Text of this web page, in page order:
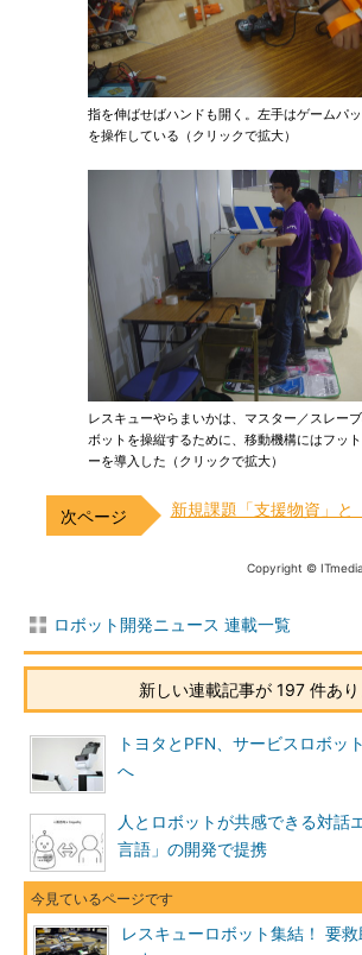
指を伸ばせばハンドも開く。左手はゲームパ
を操作している（クリックで拡大）
レスキューやらまいかは、マスター／スレー
ボットを操縦するために、移動機構にはフッ
ーを導入した（クリックで拡大）
新規課題「支援物資」と
Copyright ©
ロボット開発ニュース 連載一覧
新しい連載記事が 197 件あ
トヨタとPFN、サービスロボッ
へ
人とロボットが共感できる対話
言語」の開発で提携
レスキューロボット集結！ 要